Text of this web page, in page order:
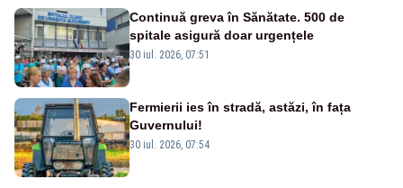
Continuă greva în Sănătate. 500 de
spitale asigură doar urgențele
30 iul. 2026, 07:51
Fermierii ies în stradă, astăzi, în fața
Guvernului!
30 iul. 2026, 07:54